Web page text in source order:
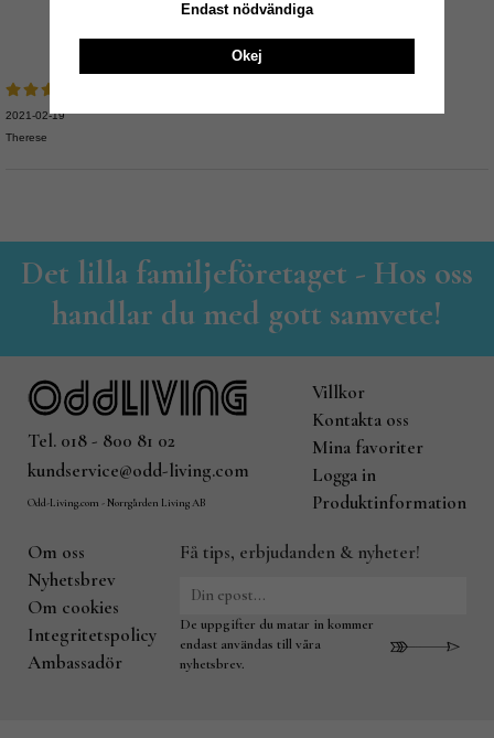
Recensioner
2021-02-19
Therese
Det lilla familjeföretaget - Hos oss
handlar du med gott samvete!
Tel. 018 - 800 81 02
kundservice@odd-living.com
Odd-Living.com - Norrgården Living AB
Villkor
Kontakta oss
Mina favoriter
Logga in
Produktinformation
Om oss
Nyhetsbrev
Om cookies
Integritetspolicy
Ambassadör
Få tips, erbjudanden & nyheter!
De uppgifter du matar in kommer
endast användas till våra
nyhetsbrev.
Endast nödvändiga
Okej